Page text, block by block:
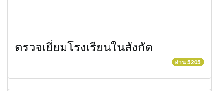
ตรวจเยี่ยมโรงเรียนในสังกัด
อ่าน 5205